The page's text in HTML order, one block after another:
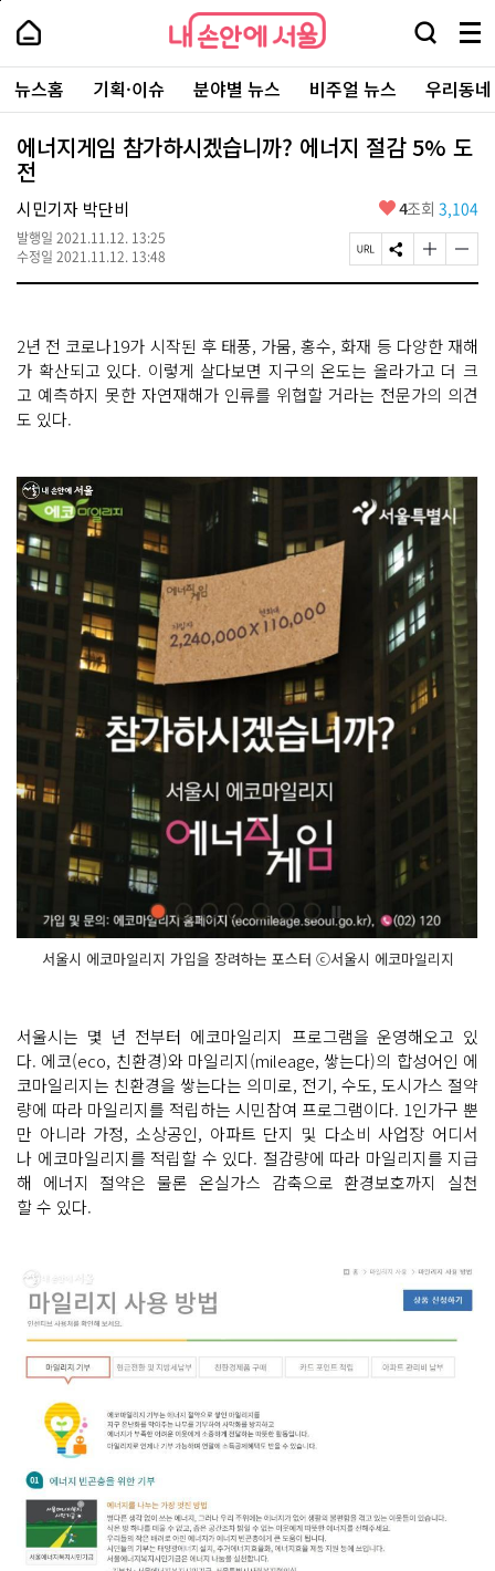
본
로
가
내
손
안
에
서
울
-
서
울
시
대
표
소
통
포
내
손
에
울
검
창
열
기
메
뉴
전
체
보
기
주
요
서
뉴스홈 기획·이슈 분야별 뉴스 비주얼 뉴스 우리동
에너지게임 참가하시겠습니까? 에너지 절감 5% 도
전
시민기자 박단비
발행일 2021.11.12. 13:25
수정일 2021.11.12. 13:48
좋
요
4조회 3,104
페
이
R
L
복
사
S
N
유
하
기
글
자
크
게
변
경
하
글
자
작
게
변
경
하
2년 전 코로나19가 시작된 후 태풍, 가뭄, 홍수, 화재 등 다양한 재해
가 확산되고 있다. 이렇게 살다보면 지구의 온도는 올라가고 더 크
고 예측하지 못한 자연재해가 인류를 위협할 거라는 전문가의 의견
도 있다.
서울시 에코마일리지 가입을 장려하는 포스터 ⓒ서울시 에코마일리지
서울시는 몇 년 전부터 에코마일리지 프로그램을 운영해오고 있
다. 에코(eco, 친환경)와 마일리지(mileage, 쌓는다)의 합성어인 에
코마일리지는 친환경을 쌓는다는 의미로, 전기, 수도, 도시가스 절약
량에 따라 마일리지를 적립하는 시민참여 프로그램이다. 1인가구 뿐
만 아니라 가정, 소상공인, 아파트 단지 및 다소비 사업장 어디서
나 에코마일리지를 적립할 수 있다. 절감량에 따라 마일리지를 지급
해 에너지 절약은 물론 온실가스 감축으로 환경보호까지 실천
할 수 있다.
페
상
단
로